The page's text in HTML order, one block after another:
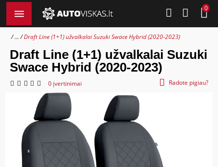
0
... Draft Line (1+1) užvalkalai Suzuki Swace Hybrid (2020-2023)
Draft Line (1+1) užvalkalai Suzuki
Swace Hybrid (2020-2023)
0 įvertinimai Radote pigiau?